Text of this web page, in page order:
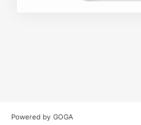
Powered by GOGA